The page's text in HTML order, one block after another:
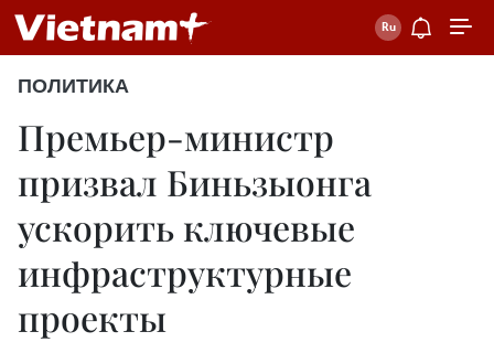
ПОЛИТИКА
Премьер-министр
призвал Биньзыонга
ускорить ключевые
инфраструктурные
проекты